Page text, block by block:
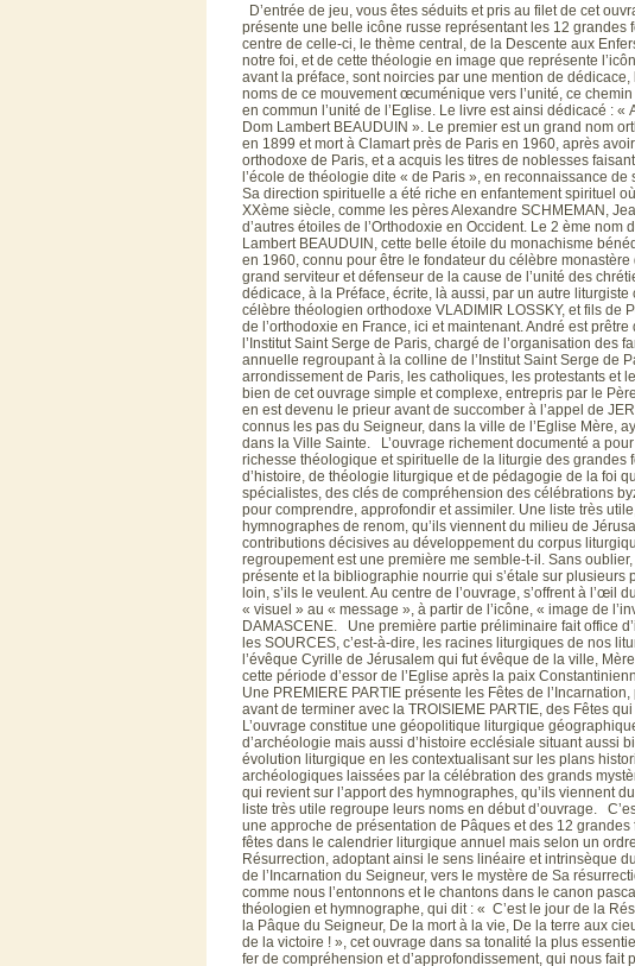
D’entrée de jeu, vous êtes séduits et pris au filet de cet
présente une belle icône russe représentant les 12 grandes
centre de celle-ci, le thème central, de la Descente aux
notre foi, et de cette théologie en image que représente
avant la préface, sont noircies par une mention de
noms de ce mouvement œcuménique vers l’unité, ce
en commun l’unité de l’Eglise. Le livre est ainsi dédicacé :
Dom Lambert BEAUDUIN ». Le premier est un grand nom
en 1899 et mort à Clamart près de Paris en 1960, après
orthodoxe de Paris, et a acquis les titres de noblesses
l’école de théologie dite « de Paris », en reconnaissance
Sa direction spirituelle a été riche en enfantement spirituel
XXème siècle, comme les pères Alexandre SCHMEMAN,
d’autres étoiles de l’Orthodoxie en Occident. Le 2 ème
Lambert BEAUDUIN, cette belle étoile du monachisme
en 1960, connu pour être le fondateur du célèbre
grand serviteur et défenseur de la cause de l’unité des
dédicace, à la Préface, écrite, là aussi, par un autre
célèbre théologien orthodoxe VLADIMIR LOSSKY, et fils de
de l’orthodoxie en France, ici et maintenant. André est
l’Institut Saint Serge de Paris, chargé de l’organisation des
annuelle regroupant à la colline de l’Institut Saint Serge de
arrondissement de Paris, les catholiques, les protestants et
bien de cet ouvrage simple et complexe, entrepris par le
en est devenu le prieur avant de succomber à l’appel de
connus les pas du Seigneur, dans la ville de l’Eglise Mère,
dans la Ville Sainte. L’ouvrage richement documenté a
richesse théologique et spirituelle de la liturgie des grandes
d’histoire, de théologie liturgique et de pédagogie de la foi
spécialistes, des clés de compréhension des célébrations
pour comprendre, approfondir et assimiler. Une liste très
hymnographes de renom, qu’ils viennent du milieu de
contributions décisives au développement du corpus
regroupement est une première me semble-t-il. Sans
présente et la bibliographie nourrie qui s’étale sur plusieurs
loin, s’ils le veulent. Au centre de l’ouvrage, s’offrent à l’œil
« visuel » au « message », à partir de l’icône, « image de
DAMASCENE. Une première partie préliminaire fait office
les SOURCES, c’est-à-dire, les racines liturgiques de nos
l’évêque Cyrille de Jérusalem qui fut évêque de la ville,
cette période d’essor de l’Eglise après la paix
Une PREMIERE PARTIE présente les Fêtes de
avant de terminer avec la TROISIEME PARTIE, des Fêtes
L’ouvrage constitue une géopolitique liturgique
d’archéologie mais aussi d’histoire ecclésiale situant aussi
évolution liturgique en les contextualisant sur les plans
archéologiques laissées par la célébration des grands
qui revient sur l’apport des hymnographes, qu’ils viennent
liste très utile regroupe leurs noms en début d’ouvrage.
une approche de présentation de Pâques et des 12
fêtes dans le calendrier liturgique annuel mais selon un
Résurrection, adoptant ainsi le sens linéaire et intrinsèque
de l’Incarnation du Seigneur, vers le mystère de Sa
comme nous l’entonnons et le chantons dans le canon
théologien et hymnographe, qui dit : « C’est le jour de la
la Pâque du Seigneur, De la mort à la vie, De la terre aux
de la victoire ! », cet ouvrage dans sa tonalité la plus
fer de compréhension et d’approfondissement, qui nous